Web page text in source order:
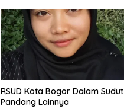
RSUD Kota Bogor Dalam Sudut
Pandang Lainnya